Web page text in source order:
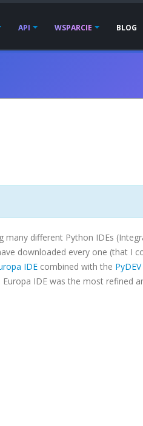
API WSPARCIE BLOG
many different Python IDEs
downloaded every one (that I
IDE combined with the PyDEV
IDE was the most refined